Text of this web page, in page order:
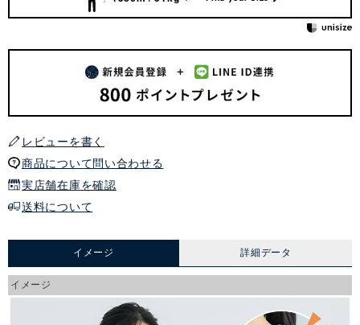
レビューを書く
商品について問い合わせる
実店舗在庫を確認
送料について
イメージ 詳細データ
イメージ